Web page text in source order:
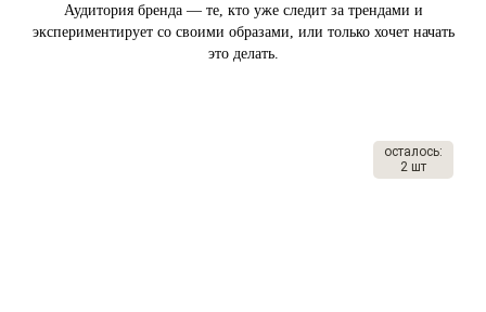
Аудитория бренда — те, кто уже следит за трендами и
экспериментирует со своими образами, или только хочет начать
это делать.
осталось:
2 шт